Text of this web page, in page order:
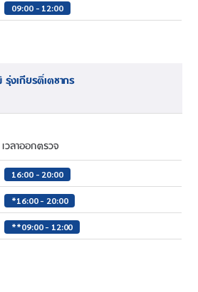
09:00 - 12:00
เกียรติ์เตชากร
เวลาออกตรวจ
16:00 - 20:00
*16:00 - 20:00
**09:00 - 12:00